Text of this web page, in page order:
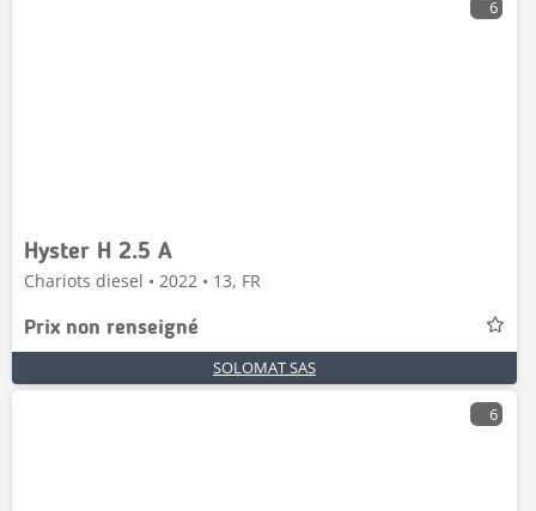
6
Hyster H 2.5 A
Chariots diesel • 2022 • 13, FR
Prix non renseigné
SOLOMAT SAS
6